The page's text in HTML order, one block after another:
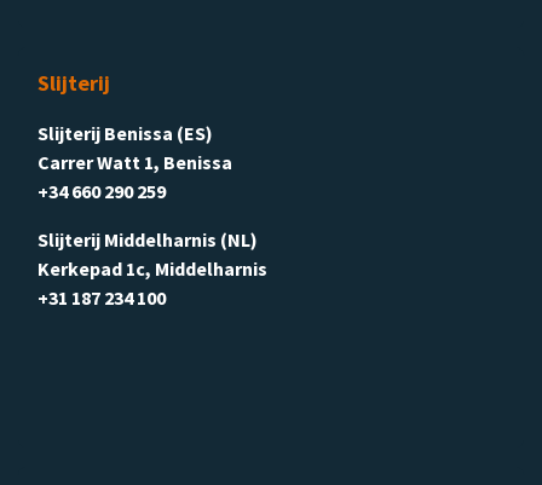
Slijterij
Slijterij Benissa (ES)
Carrer Watt 1, Benissa
+34 660 290 259
Slijterij Middelharnis (NL)
Kerkepad 1c, Middelharnis
+31 187 234 100